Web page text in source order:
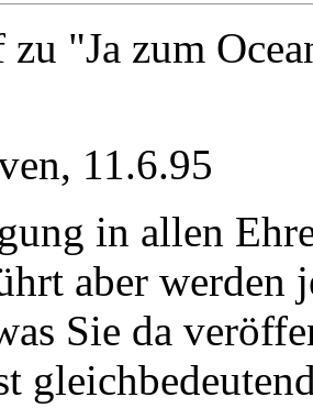
zu "Ja zum
11.6.95
in allen
aber werden
Sie da